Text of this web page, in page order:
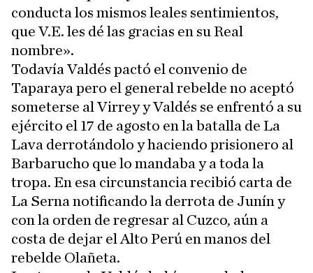
conducta los mismos leales sentimientos,
que V.E. les dé las gracias en su Real
nombre».
Todavía Valdés pactó el convenio de
Taparaya pero el general rebelde no aceptó
someterse al Virrey y Valdés se enfrentó a su
ejército el 17 de agosto en la batalla de La
Lava derrotándolo y haciendo prisionero al
Barbarucho que lo mandaba y a toda la
tropa. En esa circunstancia recibió carta de
La Serna notificando la derrota de Junín y
con la orden de regresar al Cuzco, aún a
costa de dejar el Alto Perú en manos del
rebelde Olañeta.